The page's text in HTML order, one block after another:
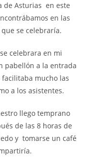
de Asturias en este
en las
se celebraría.
celebrara en mi
pabellón a la entrada
mucho las
a los asistentes.
llego temprano
de las 8 horas de
y tomarse un café